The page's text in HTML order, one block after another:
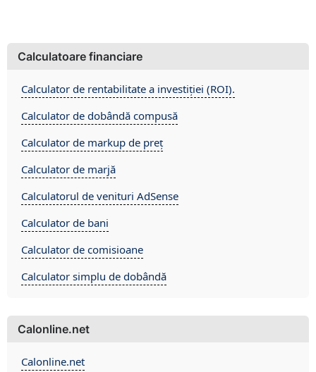
Calculatoare financiare
Calculator de rentabilitate a investiției (ROI).
Calculator de dobândă compusă
Calculator de markup de preț
Calculator de marjă
Calculatorul de venituri AdSense
Calculator de bani
Calculator de comisioane
Calculator simplu de dobândă
Calonline.net
Calonline.net